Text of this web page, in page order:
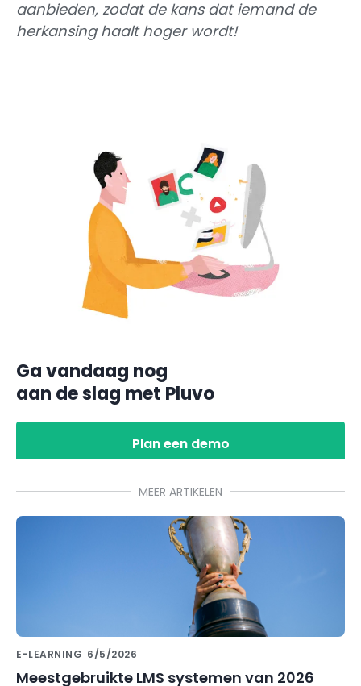
aanbieden, zodat de kans dat iemand de
herkansing haalt hoger wordt!
Ga vandaag nog
aan de slag met Pluvo
Plan een demo
MEER ARTIKELEN
E-LEARNING 6/5/2026
Meestgebruikte LMS systemen van 2026